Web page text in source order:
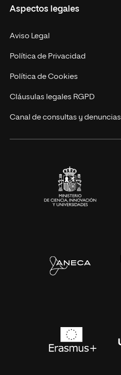
Doctorados
Experto Universitario
Postgrados
Cursos Universitarios
Facultades
Nuestro Equipo
Trabaja en UNIR
Actualidad
UNIR Revista
Eventos
Aspectos legales
Aviso Legal
Política de Privacidad
Política de Cookies
Cláusulas legales RGPD
Canal de consultas y denuncias